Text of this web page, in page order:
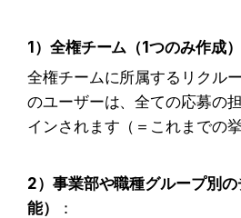
1）全権チーム（1つのみ作成）
全権チームに所属するリクル
のユーザーは、全ての応募の
インされます（＝これまでの
2）事業部や職種グループ別
能）
：